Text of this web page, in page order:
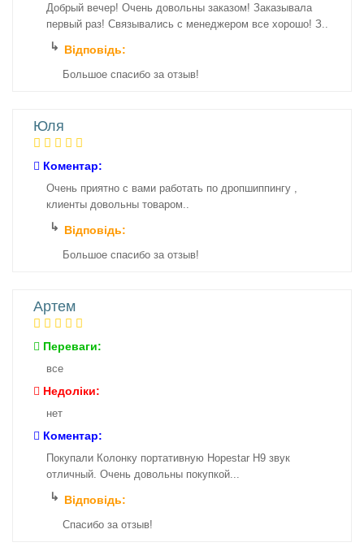
Добрый вечер! Очень довольны заказом! Заказывала
первый раз! Связывались с менеджером все хорошо! З..
Відповідь:
Большое спасибо за отзыв!
Юля
Коментар:
Очень приятно с вами работать по дропшиппингу ,
клиенты довольны товаром..
Відповідь:
Большое спасибо за отзыв!
Артем
Переваги:
все
Недоліки:
нет
Коментар:
Покупали Колонку портативную Hopestar H9 звук
отличный. Очень довольны покупкой...
Відповідь:
Спасибо за отзыв!